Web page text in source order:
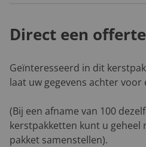
Direct een
Geïnteresseerd in dit
laat uw gegevens achter
(Bij een afname van 100
kerstpakketten kunt u geheel
pakket samenstellen).